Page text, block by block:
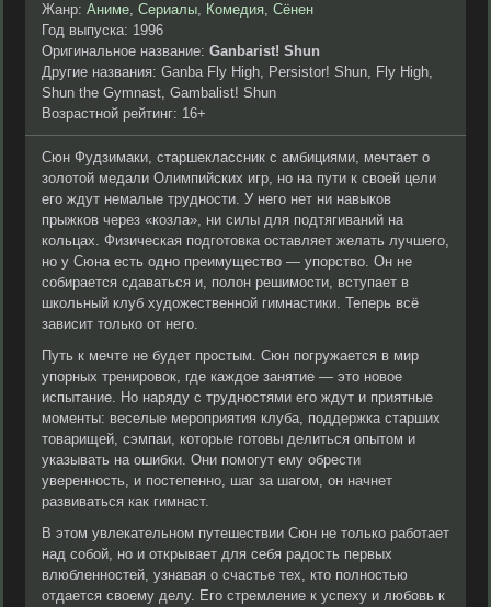
Жанр: Аниме, Сериалы, Комедия, Сёнен
Год выпуска: 1996
Оригинальное название: Ganbarist! Shun
Другие названия: Ganba Fly High, Persistor! Shun, Fly High,
Shun the Gymnast, Gambalist! Shun
Возрастной рейтинг: 16+
Сюн Фудзимаки, старшеклассник с амбициями, мечтает о
золотой медали Олимпийских игр, но на пути к своей цели
его ждут немалые трудности. У него нет ни навыков
прыжков через «козла», ни силы для подтягиваний на
кольцах. Физическая подготовка оставляет желать лучшего,
но у Сюна есть одно преимущество — упорство. Он не
собирается сдаваться и, полон решимости, вступает в
школьный клуб художественной гимнастики. Теперь всё
зависит только от него.
Путь к мечте не будет простым. Сюн погружается в мир
упорных тренировок, где каждое занятие — это новое
испытание. Но наряду с трудностями его ждут и приятные
моменты: веселые мероприятия клуба, поддержка старших
товарищей, сэмпаи, которые готовы делиться опытом и
указывать на ошибки. Они помогут ему обрести
уверенность, и постепенно, шаг за шагом, он начнет
развиваться как гимнаст.
В этом увлекательном путешествии Сюн не только работает
над собой, но и открывает для себя радость первых
влюбленностей, узнавая о счастье тех, кто полностью
отдается своему делу. Его стремление к успеху и любовь к